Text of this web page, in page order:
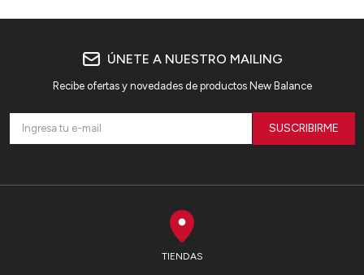
TIENDAS
ÚNETE A NUESTRO MAILING
Recibe ofertas y novedades de productos New Balance
SUSCRIBIRME